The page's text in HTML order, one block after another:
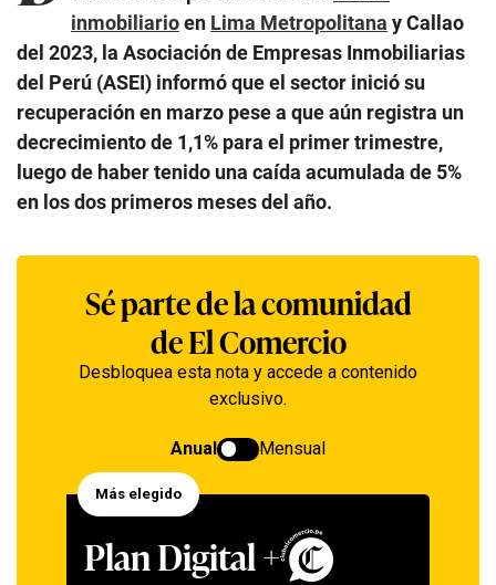
inmobiliarioen Lima Metropolitana y Callao
del 2023, la Asociación de Empresas Inmobiliarias
del Perú (ASEI) informó que el sector inició su
recuperación en marzo pese a que aún registra un
decrecimiento de 1,1% para el primer trimestre,
luego de haber tenido una caída acumulada de 5%
en los dos primeros meses del año.